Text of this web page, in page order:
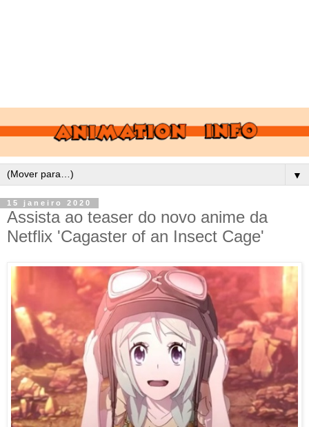
▼
15 janeiro 2020
Assista ao teaser do novo anime da
Netflix 'Cagaster of an Insect Cage'